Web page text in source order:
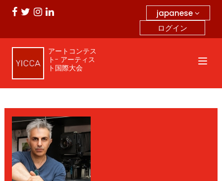
japanese
ログイン
アートコンテス
ト- アーティス
ト国際大会